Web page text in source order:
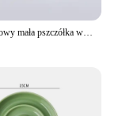
Nowy pluszowy mała pszczółka w kształcie kota-dokuczający kij wykwintny kolor frędzli świeży pręt plastikowy